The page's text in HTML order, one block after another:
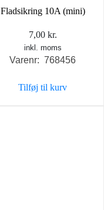
Fladsikring 10A (mini)
7,00 kr.
inkl. moms
Varenr: 768456
Tilføj til kurv